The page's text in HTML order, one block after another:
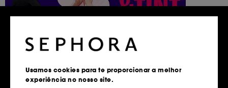
A combinação de epilação e coloração elimina os
pelos em excesso, redefine o formato das tuas
Usamos cookies para te proporcionar a melhor
experiência no nosso site.